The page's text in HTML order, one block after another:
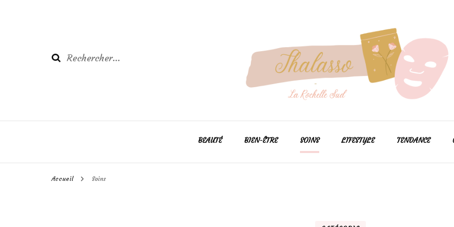
Rechercher :
Thalasso larochellesud
BEAUTÉ BIEN-ÊTRE SOINS LIFESTYLE TENDANCE
Accueil Soins